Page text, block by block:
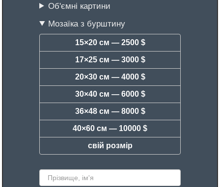
Об'ємні картини
Мозаїка з бурштину
15×20 см — 2500 $
17×25 см — 3000 $
20×30 см — 4000 $
30×40 см — 6000 $
36×48 см — 8000 $
40×60 см — 10000 $
свій розмір